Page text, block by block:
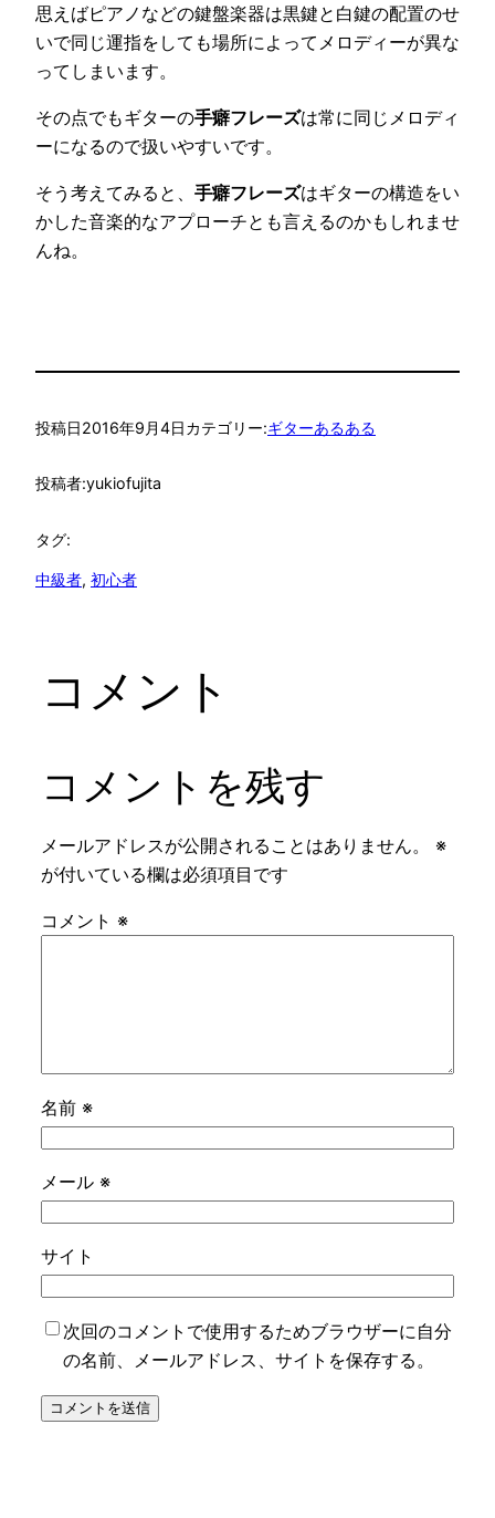
思えばピアノなどの鍵盤楽器は黒鍵と白鍵の配置のせ
いで同じ運指をしても場所によってメロディーが異な
ってしまいます。
その点でもギターの手癖フレーズは常に同じメロディ
ーになるので扱いやすいです。
そう考えてみると、 手癖フレーズはギターの構造をい
かした音楽的なアプローチとも言えるのかもしれませ
んね。
投稿日2016年9月4日カテゴリー:ギターあるある
投稿者:yukiofujita
タグ:
中級者, 初心者
コメント
コメントを残す
メールアドレスが公開されることはありません。
※
が付いている欄は必須項目です
コメント ※
名前 ※
メール ※
サイト
次回のコメントで使用するためブラウザーに自分
の名前、メールアドレス、サイトを保存する。